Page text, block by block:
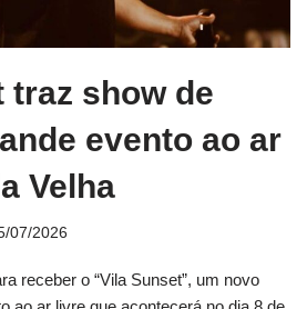
traz show de
evento ao ar
Velha
07/2026
receber o “Vila Sunset”, um novo